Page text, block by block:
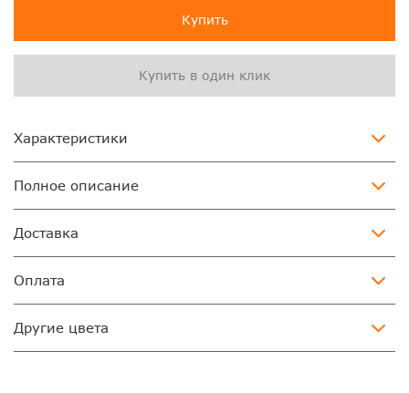
Купить
Купить в один клик
Характеристики
Полное описание
Доставка
Оплата
Другие цвета